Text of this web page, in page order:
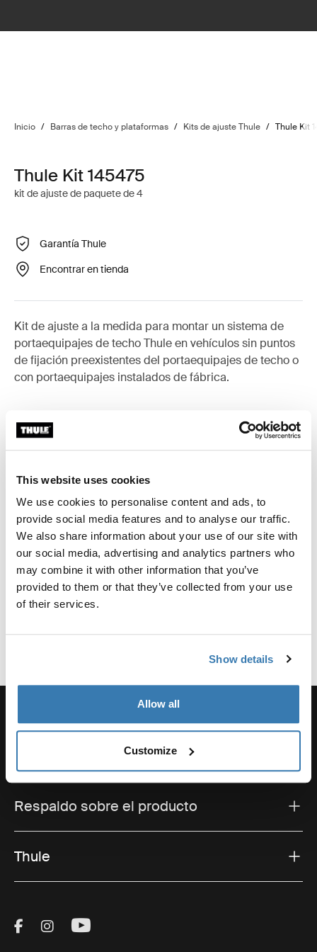
This website uses cookies
We use cookies to personalise content and ads, to
provide social media features and to analyse our traffic.
We also share information about your use of our site with
our social media, advertising and analytics partners who
may combine it with other information that you’ve
provided to them or that they’ve collected from your use
of their services.
Show details
Allow all
Customize
Inicio / Barras de techo y plataformas / Kits de ajuste Thule / Thule Kit
Thule Kit 145475
kit de ajuste de paquete de 4
Garantía Thule
Encontrar en tienda
Kit de ajuste a la medida para montar un sistema de
portaequipajes de techo Thule en vehículos sin puntos
de fijación preexistentes del portaequipajes de techo o
con portaequipajes instalados de fábrica.
Toggle techspec
Especificaciones técnicas
Toggle guides and instructions
Instrucciones
Respaldo sobre el producto
Thule
Visit Thule on Facebook (external link)
Visit Thule on Instagram (external link)
Visit Thule on Youtube (external